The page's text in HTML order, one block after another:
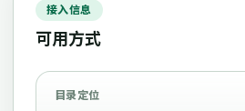
接入信息
可用方式
目录定位